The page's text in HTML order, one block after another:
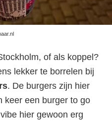
of als koppel?
lekker te borrelen bij
. De burgers zijn hier
keer een burger to go
hier gewoon erg